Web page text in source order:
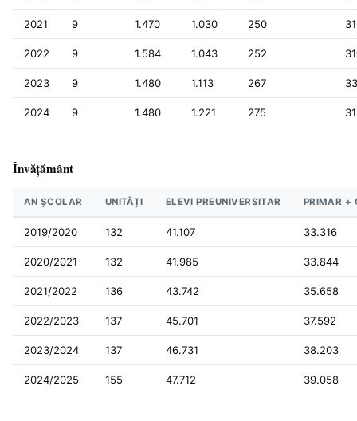
2021 9 1.470 1.030 250
2022 9 1.584 1.043 252
2023 9 1.480 1.113 267
2024 9 1.480 1.221 275
Învățământ
AN ȘCOLAR UNITĂȚI ELEVI PREUNIVERSITAR PRIMAR +
2019/2020 132 41.107 33.316
2020/2021 132 41.985 33.844
2021/2022 136 43.742 35.658
2022/2023 137 45.701 37.592
2023/2024 137 46.731 38.203
2024/2025 155 47.712 39.058